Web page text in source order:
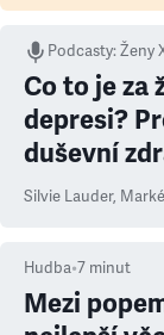
Podcasty:Ženy
Co to je za
depresi?
duševní
Silvie Lauder,
Hudba•7 minut
Mezi